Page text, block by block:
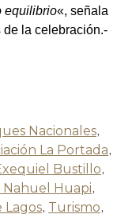
equilibrio«, señala
la celebración.-
Nacionales,
La Portada,
Bustillo,
Nahuel Huapi,
Lagos, Turismo,